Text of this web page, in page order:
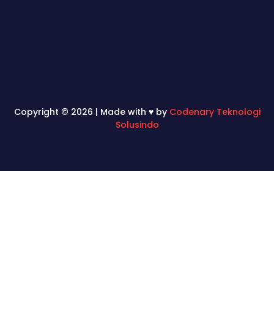
Copyright © 2026 | Made with ♥ by Codenary Teknologi
Solusindo